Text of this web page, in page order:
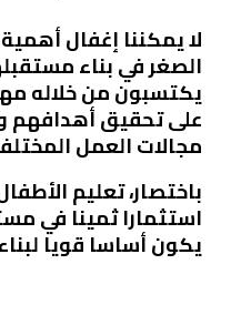
لا يمكننا إغفال
الصغر في بناء
يكتسبون من خلاله
على تحقيق أهدافهم
مجالات العمل
باختصار، تعليم
استثمارا ثمينا في
يكون أساسا قويا